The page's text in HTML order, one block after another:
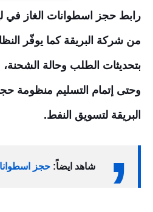
رابط حجز اسطوانات الغاز في
من شركة البريقة كما يوفّر
بتحديثات الطلب وحالة
وحتى إتمام التسليم منظومة
البريقة لتسويق النفط.
شاهد ايضاً: حجز